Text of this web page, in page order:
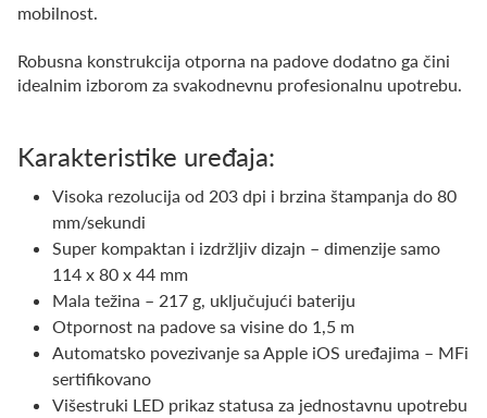
mobilnost.
Robusna konstrukcija otporna na padove dodatno ga čini
idealnim izborom za svakodnevnu profesionalnu upotrebu.
Karakteristike uređaja:
Visoka rezolucija od 203 dpi i brzina štampanja do 80
mm/sekundi
Super kompaktan i izdržljiv dizajn – dimenzije samo
114 x 80 x 44 mm
Mala težina – 217 g, uključujući bateriju
Otpornost na padove sa visine do 1,5 m
Automatsko povezivanje sa Apple iOS uređajima – MFi
sertifikovano
Višestruki LED prikaz statusa za jednostavnu upotrebu